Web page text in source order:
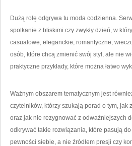
Dużą rolę odgrywa tu moda codzienna.
spotkanie z bliskimi czy zwykły dzień, w
casualowe, eleganckie, romantyczne,
osób, które chcą zmienić swój styl, ale nie
praktyczne przykłady, które można łatwo
Ważnym obszarem tematycznym jest
czytelników, którzy szukają porad o tym,
oraz jak nie rezygnować z odważniejszych
odkrywać takie rozwiązania, które pasują
pewności siebie, a nie źródłem presji czy